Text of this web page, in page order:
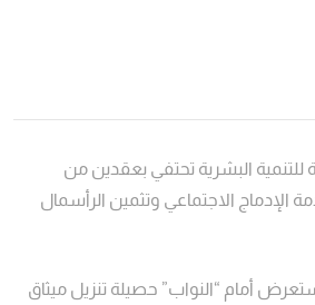
للتنمية البشرية تحتفي بعقدين من
الإدماج الاجتماعي وتثمين الرأسمال
أمام “النواب” حصيلة تنزيل ميثاق